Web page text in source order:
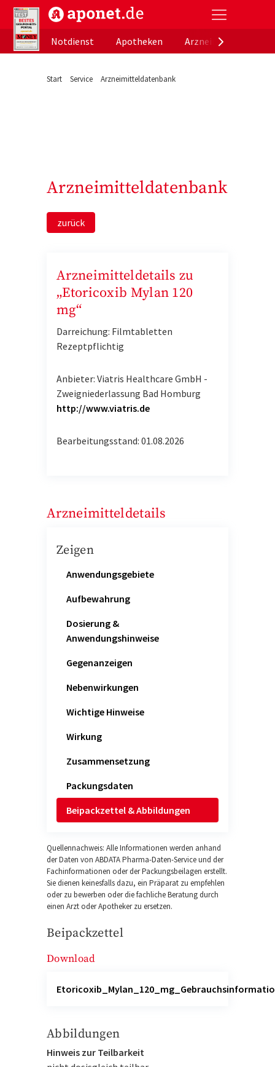
aponet.de - Das offizielle Gesundheitsportal der
Notdienst
Apotheken
Start Service Arzneimitteldatenbank
Arzneimitteldatenbank
zurück
Arzneimitteldetails zu
„Etoricoxib Mylan 120
mg“
Darreichung: Filmtabletten
Rezeptpflichtig
Anbieter: Viatris Healthcare GmbH -
Zweigniederlassung Bad Homburg
http://www.viatris.de
Bearbeitungsstand: 01.08.2026
Arzneimitteldetails
Zeigen
Anwendungsgebiete
Aufbewahrung
Dosierung &
Anwendungshinweise
Gegenanzeigen
Nebenwirkungen
Wichtige Hinweise
Wirkung
Zusammensetzung
Packungsdaten
Beipackzettel & Abbildungen
Quellennachweis: Alle Informationen werden anhand
der Daten von ABDATA Pharma-Daten-Service und der
Fachinformationen oder der Packungsbeilagen erstellt.
Sie dienen keinesfalls dazu, ein Präparat zu empfehlen
oder zu bewerben oder die fachliche Beratung durch
einen Arzt oder Apotheker zu ersetzen.
Beipackzettel
Download
Abbildungen
Hinweis zur Teilbarkeit